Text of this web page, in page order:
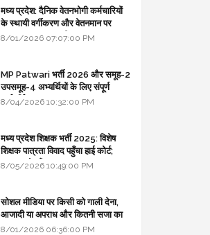
मध्य प्रदेश: दैनिक वेतनभोगी कर्मचारियों
के स्थायी वर्गीकरण और वेतनमान पर
सरकार का बड़ा स्पष्टीकरण
8/01/2026 07:07:00 PM
MP Patwari भर्ती 2026 और समूह-2
उपसमूह-4 अभ्यर्थियों के लिए संपूर्ण
मार्गदर्शिका
8/04/2026 10:32:00 PM
मध्य प्रदेश शिक्षक भर्ती 2025: विशेष
शिक्षक पात्रता विवाद पहुँचा हाई कोर्ट;
सरकार से माँगा जवाब
8/05/2026 10:49:00 PM
सोशल मीडिया पर किसी को गाली देना,
आजादी या अपराध और कितनी सजा का
प्रावधान - free legal advice
8/01/2026 06:36:00 PM